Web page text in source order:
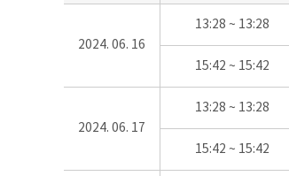
2024. 06. 16
13:28 ~ 13:28
15:42 ~ 15:42
2024. 06. 17
13:28 ~ 13:28
15:42 ~ 15:42